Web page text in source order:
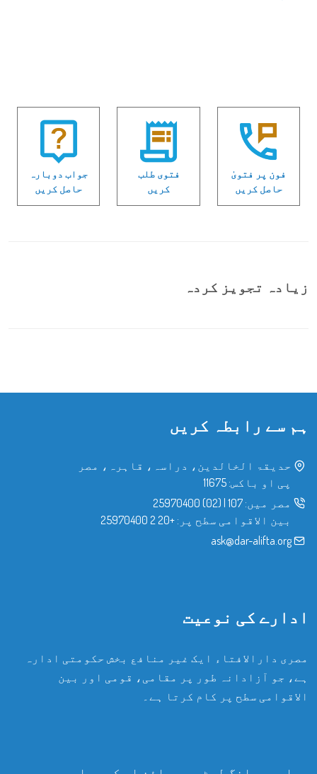
فون پر فتویٰ
حاصل کریں
فتوی طلب
کریں
جواب دوبارہ
حاصل کریں
زیادہ تجویز کردہ
ہم سے رابطہ کریں
حدیقۃ الخالدین، دراسہ، قاہرہ، مصر
پی او باکس: 11675
مصر میں: 107
|
(02) 25970400
بین الاقوامی سطح پر: +20 2 25970400
ask@dar-alifta.org
ادارے کی نوعیت
مصری دارالافتاء ایک غیر منافع بخش حکومتی ادارہ
ہے، جو آزادانہ طور پر مقامی، قومی اور بین
الاقوامی سطح پر کام کرتا ہے۔